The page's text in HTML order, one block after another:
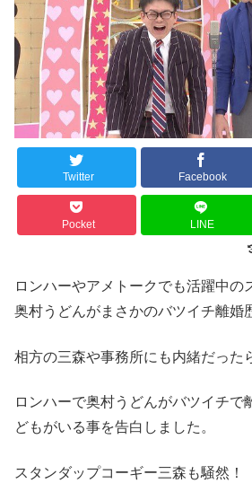
Twitter Facebook
Pocket LINE
ロンハーやアメトークでも活躍中の
奥村うどんがまさかのバツイチ離婚
相方の三森や事務所にも内緒だった
ロンハーで奥村うどんがバツイチで
どもがいる事を告白しました。
スタンダップコーギー三森も騒然！